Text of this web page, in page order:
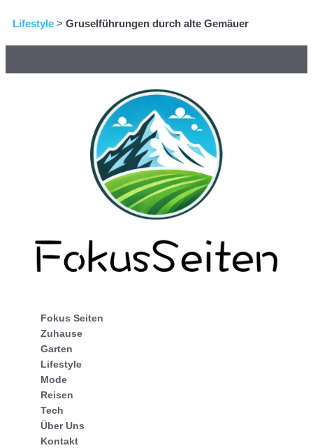
Lifestyle > Gruselführungen durch alte Gemäuer
Fokus Seiten
Zuhause
Garten
Lifestyle
Mode
Reisen
Tech
Über Uns
Kontakt